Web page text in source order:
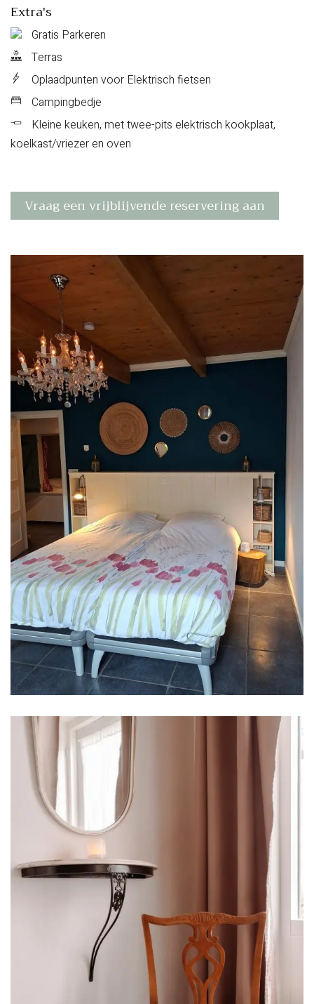
Extra's
Gratis Parkeren
Terras
Oplaadpunten voor Elektrisch fietsen
Campingbedje
Kleine keuken, met twee-pits elektrisch kookplaat,
koelkast/vriezer en oven
Vraag een vrijblijvende reservering aan